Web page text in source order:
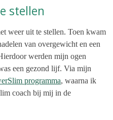
stellen
weer uit te stellen. Toen kwam
van overgewicht en een
werden mijn ogen
een gezond lijf. Via mijn
programma, waarna ik
coach bij mij in de